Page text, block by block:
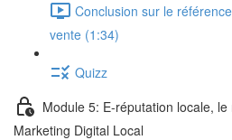
Conclusion sur le
vente (1:34)
Quizz
Module 5: E-réputation locale,
Marketing Digital Local